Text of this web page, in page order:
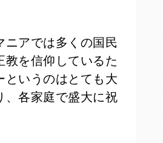
ニアでは多くの国民
教を信仰しているた
というのはとても大
、各家庭で盛大に祝